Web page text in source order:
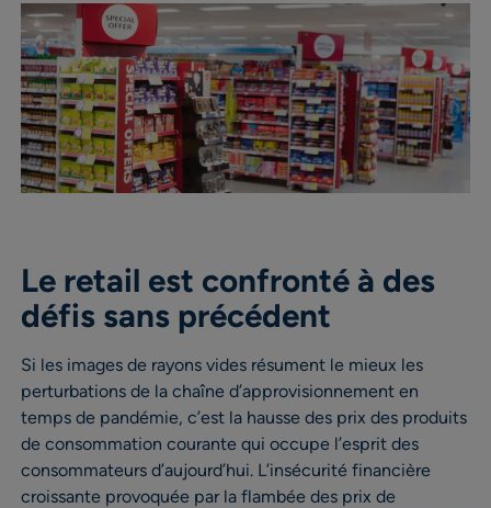
Le retail est confronté à des
défis sans précédent
Si les images de rayons vides résument le mieux les
perturbations de la chaîne d’approvisionnement en
temps de pandémie, c’est la hausse des prix des produits
de consommation courante qui occupe l’esprit des
consommateurs d’aujourd’hui. L’insécurité financière
croissante provoquée par la flambée des prix de